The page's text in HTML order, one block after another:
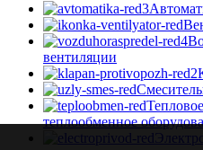
вентиляции
теплообменное